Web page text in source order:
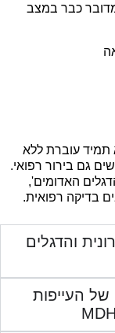
כבר במצב
תמיד עוברת ללא
גם בירור רפואי.
האדומים',
בדיקה רפואית.
והדגלים
העייפות